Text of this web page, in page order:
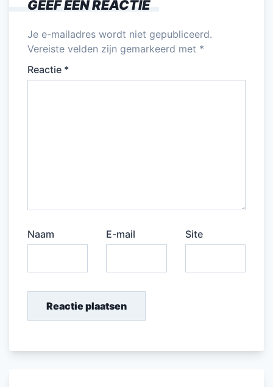
GEEF EEN REACTIE
Je e-mailadres wordt niet gepubliceerd.
Vereiste velden zijn gemarkeerd met *
Reactie *
Naam E-mail Site